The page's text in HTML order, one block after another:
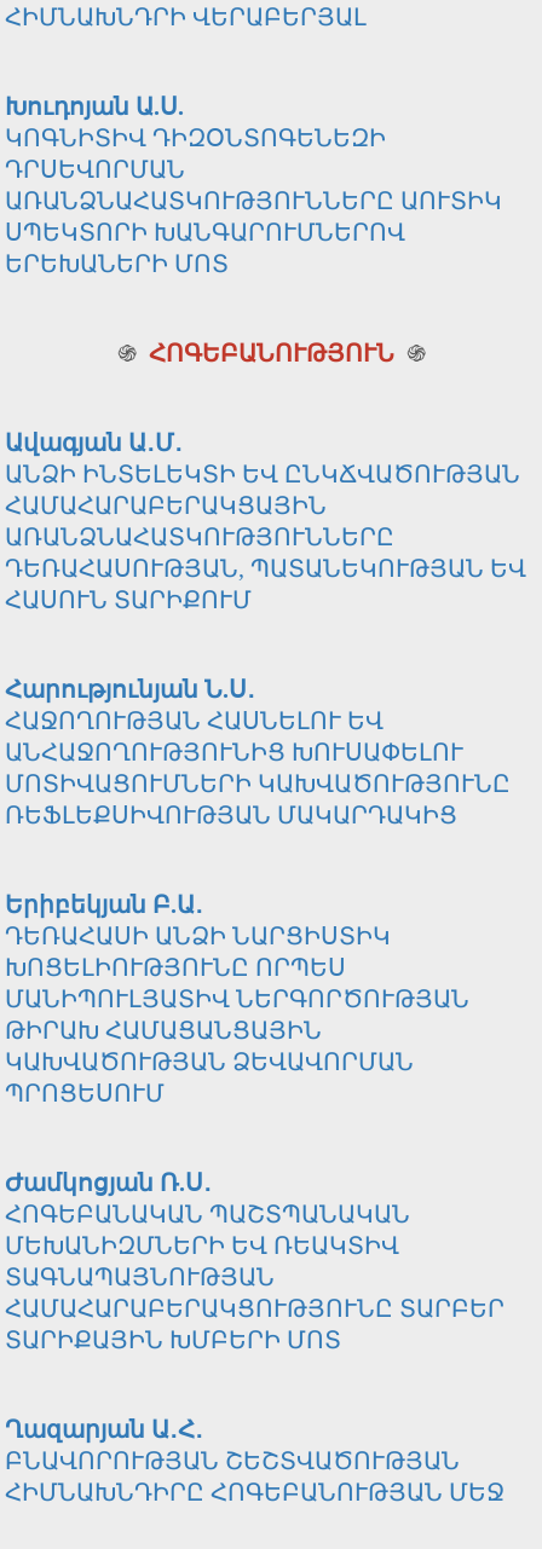
ՀԻՄՆԱԽՆԴՐԻ ՎԵՐԱԲԵՐՅԱԼ
Խուդոյան Ա.Ս.
ԿՈԳՆԻՏԻՎ ԴԻԶՕՆՏՈԳԵՆԵԶԻ
ԴՐՍԵՎՈՐՄԱՆ
ԱՌԱՆՁՆԱՀԱՏԿՈՒԹՅՈՒՆՆԵՐԸ ԱՈՒՏԻԿ
ՍՊԵԿՏՈՐԻ ԽԱՆԳԱՐՈՒՄՆԵՐՈՎ
ԵՐԵԽԱՆԵՐԻ ՄՈՏ
֍ ՀՈԳԵԲԱՆՈՒԹՅՈՒՆ ֍
Ավագյան Ա․Մ․
ԱՆՁԻ ԻՆՏԵԼԵԿՏԻ ԵՎ ԸՆԿՃՎԱԾՈՒԹՅԱՆ
ՀԱՄԱՀԱՐԱԲԵՐԱԿՑԱՅԻՆ
ԱՌԱՆՁՆԱՀԱՏԿՈՒԹՅՈՒՆՆԵՐԸ
ԴԵՌԱՀԱՍՈՒԹՅԱՆ, ՊԱՏԱՆԵԿՈՒԹՅԱՆ ԵՎ
ՀԱՍՈՒՆ ՏԱՐԻՔՈՒՄ
Հարությունյան Ն.Ս․
ՀԱՋՈՂՈՒԹՅԱՆ ՀԱՍՆԵԼՈՒ ԵՎ
ԱՆՀԱՋՈՂՈՒԹՅՈՒՆԻՑ ԽՈՒՍԱՓԵԼՈՒ
ՄՈՏԻՎԱՑՈՒՄՆԵՐԻ ԿԱԽՎԱԾՈՒԹՅՈՒՆԸ
ՌԵՖԼԵՔՍԻՎՈՒԹՅԱՆ ՄԱԿԱՐԴԱԿԻՑ
Երիբեկյան Բ.Ա․
ԴԵՌԱՀԱՍԻ ԱՆՁԻ ՆԱՐՑԻՍՏԻԿ
ԽՈՑԵԼԻՈՒԹՅՈՒՆԸ ՈՐՊԵՍ
ՄԱՆԻՊՈՒԼՅԱՏԻՎ ՆԵՐԳՈՐԾՈՒԹՅԱՆ
ԹԻՐԱԽ ՀԱՄԱՑԱՆՑԱՅԻՆ
ԿԱԽՎԱԾՈՒԹՅԱՆ ՁԵՎԱՎՈՐՄԱՆ
ՊՐՈՑԵՍՈՒՄ
Ժամկոցյան Ռ.Ս․
ՀՈԳԵԲԱՆԱԿԱՆ ՊԱՇՏՊԱՆԱԿԱՆ
ՄԵԽԱՆԻԶՄՆԵՐԻ ԵՎ ՌԵԱԿՏԻՎ
ՏԱԳՆԱՊԱՅՆՈՒԹՅԱՆ
ՀԱՄԱՀԱՐԱԲԵՐԱԿՑՈՒԹՅՈՒՆԸ ՏԱՐԲԵՐ
ՏԱՐԻՔԱՅԻՆ ԽՄԲԵՐԻ ՄՈՏ
Ղազարյան Ա․Հ․
ԲՆԱՎՈՐՈՒԹՅԱՆ ՇԵՇՏՎԱԾՈՒԹՅԱՆ
ՀԻՄՆԱԽՆԴԻՐԸ ՀՈԳԵԲԱՆՈՒԹՅԱՆ ՄԵՋ